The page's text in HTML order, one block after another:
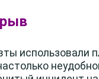
использовали